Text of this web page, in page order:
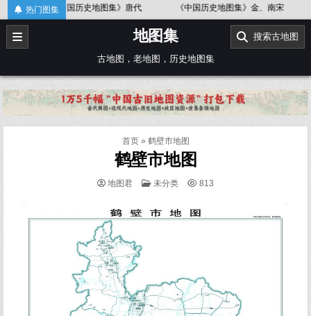
Skip
to
content
热门图集
历史地图集》唐代 《中国历史地图集》金、南宋 《中国历史地图
地图集
古地图，老地图，历史地图集
搜索古地图
首页» 鹤壁市地图
鹤壁市地图
地图君
POSTED
未分类 813